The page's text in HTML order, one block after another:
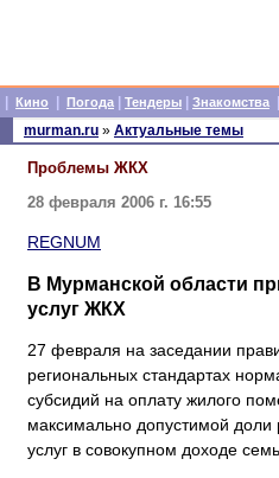
Кино Погода Тендеры Знакомства
murman.ru » Актуальные темы
Проблемы ЖКХ
28 февраля 2006 г. 16:55
REGNUM
В Мурманской области
услуг ЖКХ
27 февраля на заседании
региональных стандартах
субсидий на оплату жилого
максимально допустимой
услуг в совокупном доходе